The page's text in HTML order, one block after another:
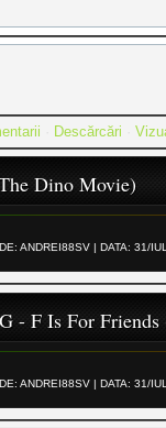
Descărcări
Dino Movie)
ANDREI88SV | DATA: 31/
- F Is For
ANDREI88SV | DATA: 31/